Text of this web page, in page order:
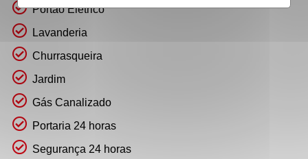
Portão Elétrico
Lavanderia
Churrasqueira
Jardim
Gás Canalizado
Portaria 24 horas
Segurança 24 horas